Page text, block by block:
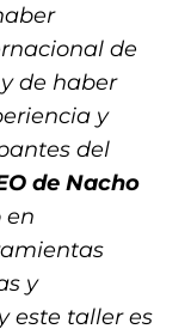
de
de haber
y
del
de Nacho
en
y
este taller es